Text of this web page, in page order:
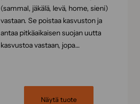
(sammal, jäkälä, levä, home, sieni)
vastaan. Se poistaa kasvuston ja
antaa pitkäaikaisen suojan uutta
kasvustoa vastaan, jopa…
Näytä tuote